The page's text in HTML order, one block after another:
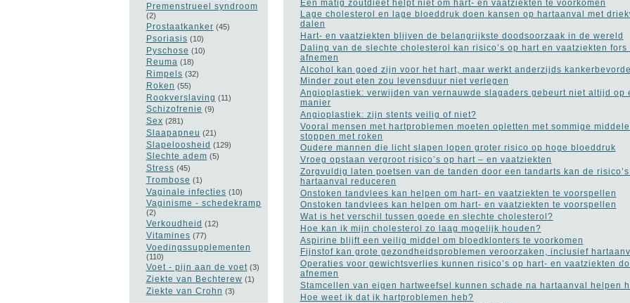
Premenstrueel syndroom
(2)
Prostaatkanker (45)
Psoriasis (10)
Pyschose (10)
Reuma (18)
Rimpels (32)
Roken (55)
Rookverslaving (11)
Schizofrenie (9)
Sex (281)
Slaapapneu (21)
Slapeloosheid (129)
Slechte adem (5)
Stress (45)
Trombose (1)
Vaginale infecties (10)
Vaginisme - schedekramp
(2)
Verkoudheid (12)
Vitamines (77)
Voedingssupplementen
(110)
Voet - pijn aan de voet (3)
Ziekte van Bechterew (1)
Ziekte van Crohn (3)
Een matig zoutdieet helpt niet om hart- en vaatziekten te voorkomen
Lage cholesterol en lage bloeddruk doen kansen op hartaanval met
dalen
Hart- en vaatziekten blijven de belangrijkste doodsoorzaak in de wereld
Daling van de slechte cholesterol kan risico’s op hart en vaatziekten fors
afnemen
Alcohol kan goed zijn voor het hart, maar werkt anderzijds
Minder zout eten zou levensduur niet verlegen
Angioplastiek: verwijden van vernauwde slagaders gebeurt niet altijd op
manier
Angioplastiek: zijn stents veilig of niet?
Vooral mensen met hartproblemen moeten opletten met sommige
stoppen met roken
Oudere mannen die licht slapen lopen groter risico op hoge bloeddruk
Vroeg opstaan vergroot risico’s op hart – en vaatziekten
Zorgvuldig laten poetsen van de tanden door een tandarts kan de
hartaanval reduceren
Onstoken tandvlees kan helpen om hart- en vaatziekten te voorspellen
Onstoken tandvlees kan helpen om hart- en vaatziekten te voorspellen
Wat is het verschil tussen goede en slechte cholesterol?
Hoe kan ik mijn cholesterol zo laag mogelijk houden?
Aspirine blijft een veilig middel om bloedklonters te voorkomen
Fijnstof kan grote gezondheidsproblemen veroorzaken, inclusief
Operaties voor gewichtsverlies kunnen risico’s op hart- en vaatziekten
afnemen
Stamcellen van eigen hartweefsel kunnen schade na hartaanval helpen
Hoe weet ik dat ik hartproblemen heb?